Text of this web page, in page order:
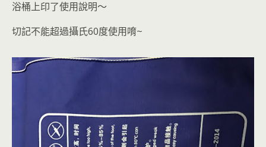
浴桶上印了使用說明～
切記不能超過攝氏60度使用唷~